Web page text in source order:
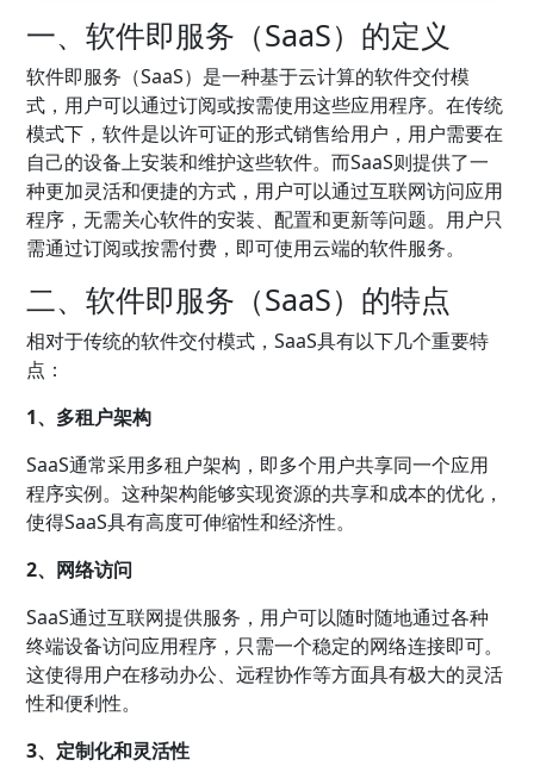
一、软件即服务（SaaS）的定义
软件即服务（SaaS）是一种基于云计算的软件交付模
式，用户可以通过订阅或按需使用这些应用程序。在传统
模式下，软件是以许可证的形式销售给用户，用户需要在
自己的设备上安装和维护这些软件。而SaaS则提供了一
种更加灵活和便捷的方式，用户可以通过互联网访问应用
程序，无需关心软件的安装、配置和更新等问题。用户只
需通过订阅或按需付费，即可使用云端的软件服务。
二、软件即服务（SaaS）的特点
相对于传统的软件交付模式，SaaS具有以下几个重要特
点：
1、多租户架构
SaaS通常采用多租户架构，即多个用户共享同一个应用
程序实例。这种架构能够实现资源的共享和成本的优化，
使得SaaS具有高度可伸缩性和经济性。
2、网络访问
SaaS通过互联网提供服务，用户可以随时随地通过各种
终端设备访问应用程序，只需一个稳定的网络连接即可。
这使得用户在移动办公、远程协作等方面具有极大的灵活
性和便利性。
3、定制化和灵活性